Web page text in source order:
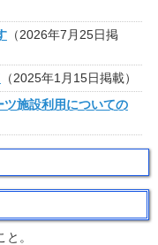
（2026年7月25日掲
（2025年1月15日掲載）
ツ施設利用についての
。